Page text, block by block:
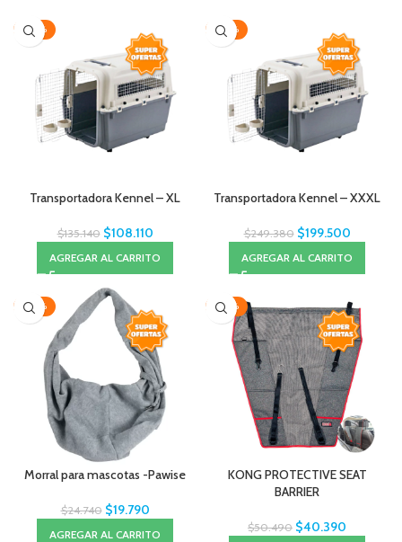
-20%
Transportadora Kennel – XL
$135.140 $108.110
AGREGAR AL CARRITO
-20%
Transportadora Kennel – XXXL
$249.380 $199.500
AGREGAR AL CARRITO
-20%
Morral para mascotas -Pawise
$24.740 $19.790
AGREGAR AL CARRITO
-20%
KONG PROTECTIVE SEAT
BARRIER
$50.490 $40.390